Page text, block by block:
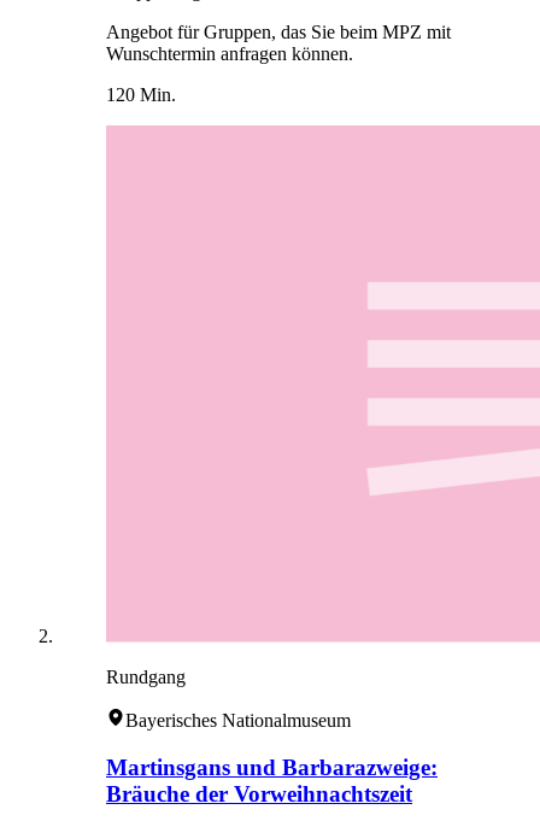
Angebot für Gruppen, das Sie beim MPZ mit
Wunschtermin anfragen können.
120 Min.
Rundgang
Bayerisches Nationalmuseum
Martinsgans und Barbarazweige:
Bräuche der Vorweihnachtszeit